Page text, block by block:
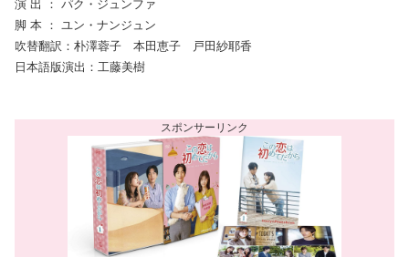
演 出 ： パク・ジュンファ
脚 本 ： ユン・ナンジュン
吹替翻訳：朴澤蓉子 本田恵子 戸田紗耶香
日本語版演出：工藤美樹